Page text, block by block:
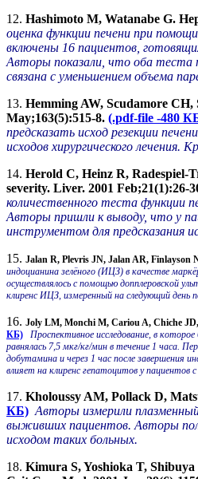
12. Hashimoto M, Watanabe G.
оценка функции печени при
включены 16 пациентов,
Авторы показали, что оба теста
связана с уменьшением объема
13. Hemming AW, Scudamore
May;163(5):515-8. (.pdf-file -480
предсказать исход резекции
исходов хирургического
14. Herold C, Heinz R, Radespiel-
severity. Liver. 2001 Feb;21(1):26-
количественного теста функции
Авторы пришли к выводу, что у
инструментом для предсказания
15. Jalan R, Plevris JN, Jalan AR, Finlayson
индоцианина зелёного (ИЦЗ) в качестве
осуществлялось с помощью допплеровской
клиренс ИЦЗ, измеренный на следующий
16. Joly LM, Monchi M, Cariou A, Chiche
КБ)
Проспективное исследование, в
равнялась 7,5 мкг/кг/мин в течение 1 часа.
добутамина и через 1 час после
влияет на клиренс гепатоцитов у
17. Kholoussy AM, Pollack D,
КБ) Авторы измерили плазменный
выживших пациентов. Авторы
исходом таких больных.
18. Kimura S, Yoshioka T,